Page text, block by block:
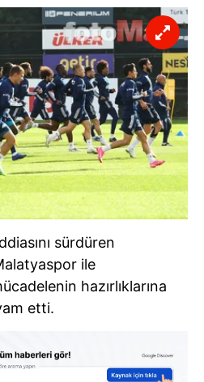
sürdüren
ile
hazırlıklarına
etti.